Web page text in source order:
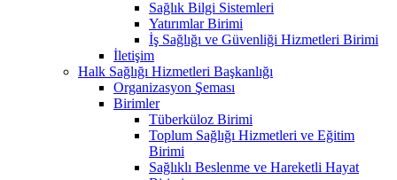
Sağlık Bilgi Sistemleri
Yatırımlar Birimi
İş Sağlığı ve Güvenliği Hizmetleri Birimi
İletişim
Halk Sağlığı Hizmetleri Başkanlığı
Organizasyon Şeması
Birimler
Tüberküloz Birimi
Toplum Sağlığı Hizmetleri ve Eğitim
Birimi
Sağlıklı Beslenme ve Hareketli Hayat